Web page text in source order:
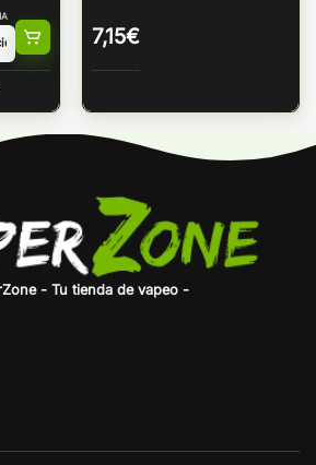
7,15€
- Tu tienda de vapeo -